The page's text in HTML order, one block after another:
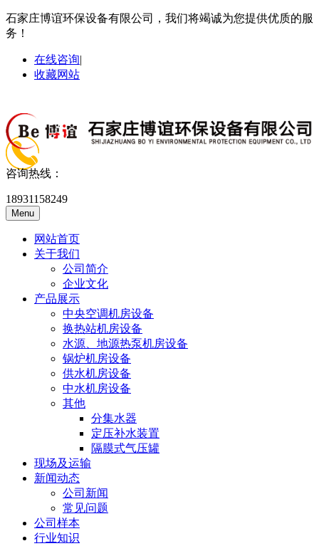
石家庄博谊环保设备有限公司，我们将竭诚为您提供优质的服
务！
在线咨询|
收藏网站
咨询热线：
18931158249
Menu
网站首页
关于我们
公司简介
企业文化
产品展示
中央空调机房设备
换热站机房设备
水源、地源热泵机房设备
锅炉机房设备
供水机房设备
中水机房设备
其他
分集水器
定压补水装置
隔膜式气压罐
现场及运输
新闻动态
公司新闻
常见问题
公司样本
行业知识